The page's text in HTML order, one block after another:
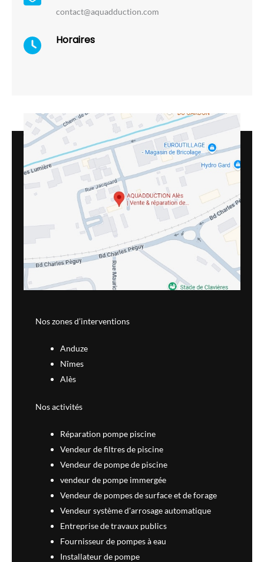
contact@aquadduction.com
Horaires
Nos zones d’interventions
Anduze
Nîmes
Alès
Nos activités
Réparation pompe piscine
Vendeur de filtres de piscine
Vendeur de pompe de piscine
vendeur de pompe immergée
Vendeur de pompes de surface et de forage
Vendeur système d'arrosage automatique
Entreprise de travaux publics
Fournisseur de pompes à eau
Installateur de pompe